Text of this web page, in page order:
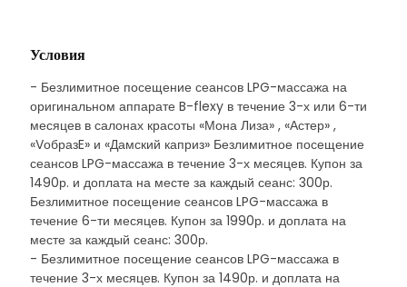
Условия
- Безлимитное посещение сеансов LPG-массажа на
оригинальном аппарате B-flexy в течение 3-х или 6-ти
месяцев в салонах красоты «Мона Лиза» , «Астер» ,
«VобразE» и «Дамский каприз» Безлимитное посещение
сеансов LPG-массажа в течение 3-х месяцев. Купон за
1490р. и доплата на месте за каждый сеанс: 300р.
Безлимитное посещение сеансов LPG-массажа в
течение 6-ти месяцев. Купон за 1990р. и доплата на
месте за каждый сеанс: 300р.
- Безлимитное посещение сеансов LPG-массажа в
течение 3-х месяцев. Купон за 1490р. и доплата на